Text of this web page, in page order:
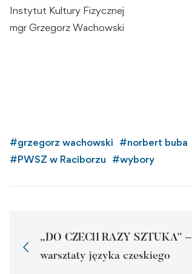
Instytut Kultury Fizycznej
mgr Grzegorz Wachowski
#grzegorz wachowski #norbert buba
#PWSZ w Raciborzu #wybory
„DO CZECH RAZY SZTUKA” –
warsztaty języka czeskiego